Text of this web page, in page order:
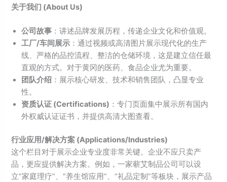
关于我们 (About Us)
公司故事 ：讲述品牌发展历程，传递企业文化和价值观。
工厂/车间展示 ：通过视频或高清图片展示现代化的生产
线、严格的品控流程、整洁的仓储环境，这是建立信任最
直观的方式。对于黄冈的医药、食品企业尤为重要。
团队介绍 ：展示核心研发、技术和销售团队，凸显专业
性。
资质认证 (Certifications) ：专门页面集中展示所有国内
外权威认证证书，并提供高清大图查看。
行业应用/解决方案 (Applications/Industries)
这个栏目对于展示企业专业度非常关键。企业不应只卖产
品，更应提供解决方案。例如，一家蕲艾制品公司可以设
立“家庭理疗”、“养生馆应用”、“礼品定制”等板块，展示产品